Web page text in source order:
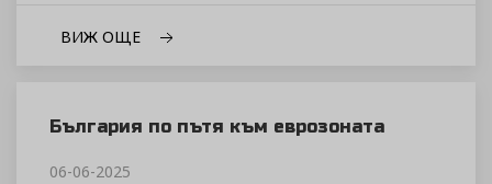
ВИЖ ОЩЕ
България по пътя към еврозоната
06-06-2025